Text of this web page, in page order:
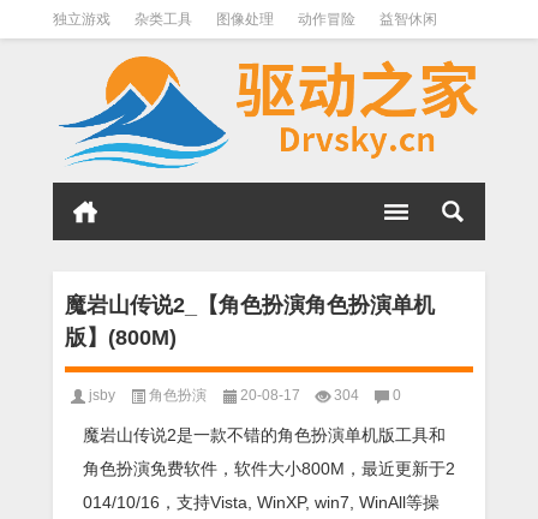
独立游戏 杂类工具 图像处理 动作冒险 益智休闲
QQ其它 下载软件 文件管理 其它
软件分类
魔岩山传说2_【角色扮演角色扮演单机
版】(800M)
jsby 角色扮演 20-08-17 304 0
魔岩山传说2是一款不错的角色扮演单机版工具和
角色扮演免费软件，软件大小800M，最近更新于2
014/10/16，支持Vista, WinXP, win7, WinAll等操